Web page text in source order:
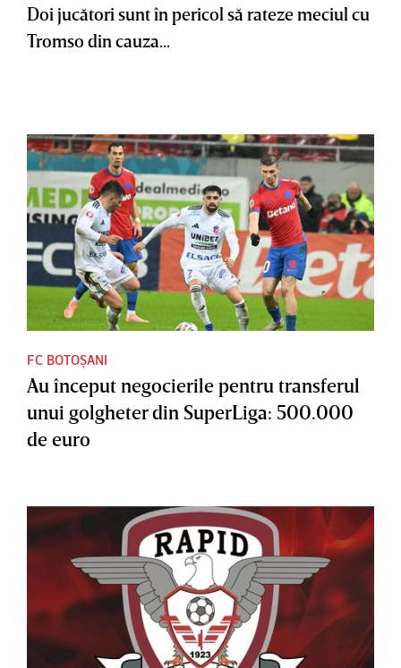
Doi jucători sunt în pericol să rateze meciul cu
Tromso din cauza...
FC BOTOȘANI
Au început negocierile pentru transferul
unui golgheter din SuperLiga: 500.000
de euro